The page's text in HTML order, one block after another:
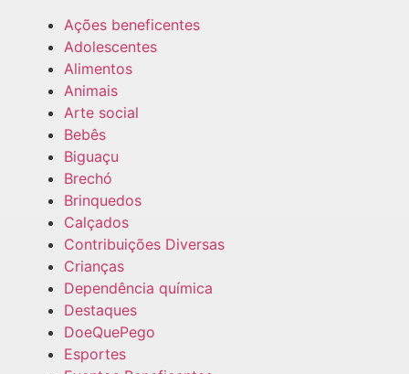
Ações beneficentes
Adolescentes
Alimentos
Animais
Arte social
Bebês
Biguaçu
Brechó
Brinquedos
Calçados
Contribuições Diversas
Crianças
Dependência química
Destaques
DoeQuePego
Esportes